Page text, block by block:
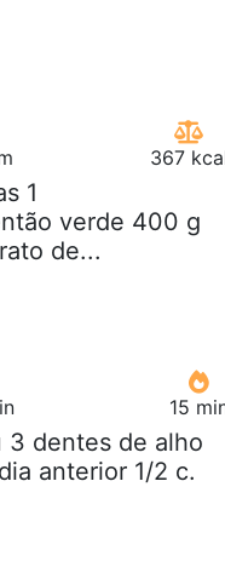
367
1
verde 400 g
de...
15
3 dentes de alho
anterior 1/2 c.